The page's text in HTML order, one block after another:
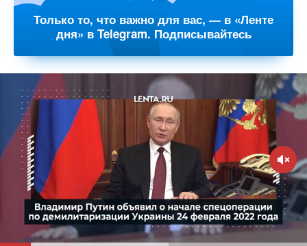
Только то, что важно для вас, — в «Ленте
дня» в Telegram. Подписывайтесь